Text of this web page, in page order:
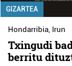
GIZARTEA
Hondarribia, Irun
Txingudi
berritu